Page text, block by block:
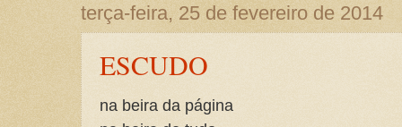
terça-feira, 25 de fevereiro de 2014
ESCUDO
na beira da página